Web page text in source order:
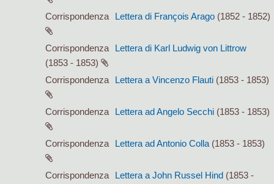
Corrispondenza Lettera di François Arago (1852 - 1852)
Corrispondenza
Lettera di Karl Ludwig von Littrow
(1853 - 1853)
Corrispondenza
Lettera a Vincenzo Flauti (1853 - 1853)
Corrispondenza Lettera ad Angelo Secchi (1853 - 1853)
Corrispondenza Lettera ad Antonio Colla (1853 - 1853)
Corrispondenza Lettera a John Russel Hind (1853 -